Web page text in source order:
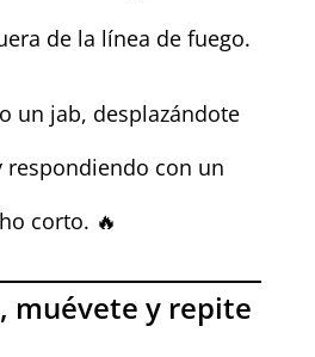
de la línea de fuego.
un jab, desplazándote
respondiendo con un
corto. 🔥
muévete y repite